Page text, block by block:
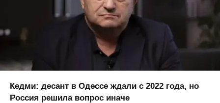
Кедми: десант в Одессе ждали с 2022 года, но
Россия решила вопрос иначе